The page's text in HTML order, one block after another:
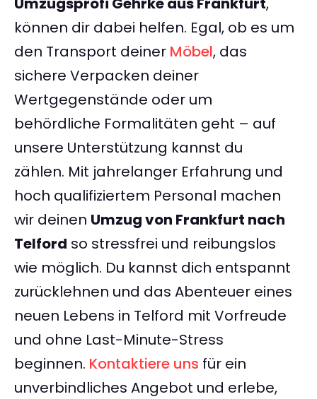
können dir dabei helfen. Egal, ob es um
den Transport deiner Möbel, das
sichere Verpacken deiner
Wertgegenstände oder um
behördliche Formalitäten geht – auf
unsere Unterstützung kannst du
zählen. Mit jahrelanger Erfahrung und
hoch qualifiziertem Personal machen
wir deinen Umzug von Frankfurt nach
Telford so stressfrei und reibungslos
wie möglich. Du kannst dich entspannt
zurücklehnen und das Abenteuer eines
neuen Lebens in Telford mit Vorfreude
und ohne Last-Minute-Stress
beginnen. Kontaktiere uns für ein
unverbindliches Angebot und erlebe,